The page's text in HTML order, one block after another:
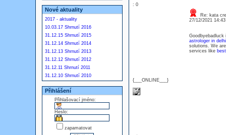
Nové aktuality
2017 - aktuality
10.03.17 Shrnutí 2016
31.12.15 Shrnutí 2015
31.12.14 Shrnutí 2014
31.12.13 Shrnutí 2013
31.12.12 Shrnutí 2012
31.12.11 Shrnutí 2011
31.12.10 Shrnutí 2010
Přihlášení
Přihlašovací jméno:
Heslo:
zapamatovat
: 0
{___ONLINE___}
Re: kata
27/12/2021
astrologer in
solutions. We
services like